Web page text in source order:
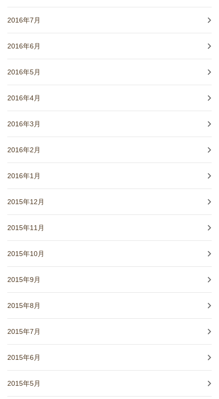
2016年7月
2016年6月
2016年5月
2016年4月
2016年3月
2016年2月
2016年1月
2015年12月
2015年11月
2015年10月
2015年9月
2015年8月
2015年7月
2015年6月
2015年5月